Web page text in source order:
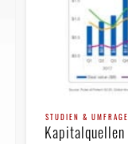
STUDIEN &